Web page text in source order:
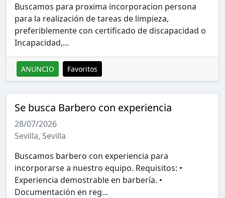
Buscamos para proxima incorporacion persona
para la realización de tareas de limpieza,
preferiblemente con certificado de discapacidad o
Incapacidad,...
ANUNCIO Favoritos
Se busca Barbero con experiencia
28/07/2026
Sevilla, Sevilla
Buscamos barbero con experiencia para
incorporarse a nuestro equipo. Requisitos: •
Experiencia demostrable en barbería. •
Documentación en reg...